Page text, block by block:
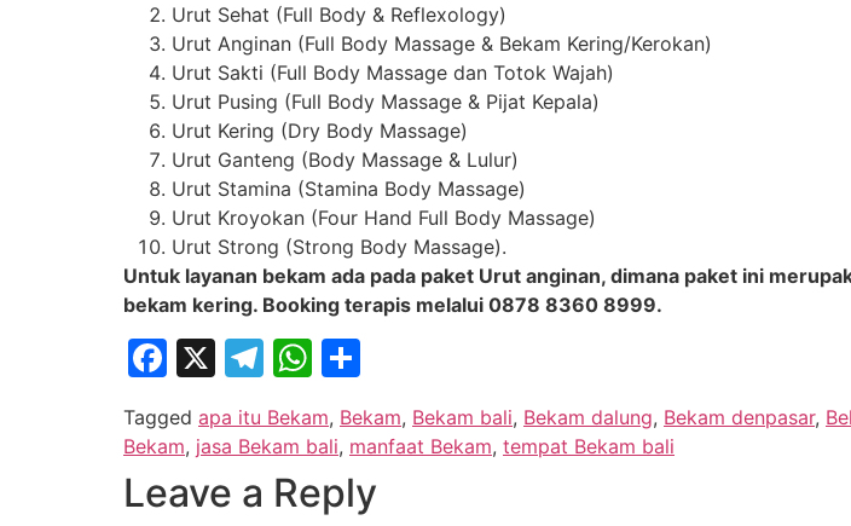
Urut Sehat (Full Body & Reflexology)
Urut Anginan (Full Body Massage & Bekam Kering/Kerokan)
Urut Sakti (Full Body Massage dan Totok Wajah)
Urut Pusing (Full Body Massage & Pijat Kepala)
Urut Kering (Dry Body Massage)
Urut Ganteng (Body Massage & Lulur)
Urut Stamina (Stamina Body Massage)
Urut Kroyokan (Four Hand Full Body Massage)
Urut Strong (Strong Body Massage).
Untuk layanan bekam ada pada paket Urut anginan, dimana paket ini
bekam kering. Booking terapis melalui 0878 8360 8999.
Facebook
X Telegram
WhatsApp
Tagged apa itu Bekam, Bekam, Bekam bali, Bekam dalung, Bekam denpasar,
Bekam, jasa Bekam bali, manfaat Bekam, tempat Bekam bali
Leave a Reply